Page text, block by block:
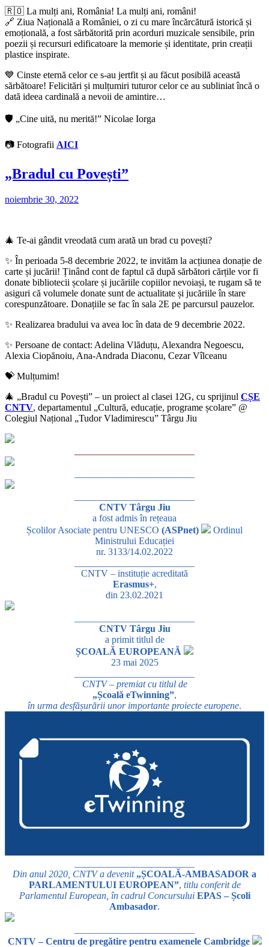
🇷🇴 La mulți ani, România! La mulți ani, români!
🔗 Ziua Națională a României, o zi cu mare încărcătură istorică și
emoțională, a fost sărbătorită prin acorduri muzicale sensibile, prin
poezii și recursuri edificatoare la memorie și identitate, prin creații
plastice inspirate.
💙 Cinste eternă celor ce s-au jertfit și au făcut posibilă această
sărbătoare! Felicitări și mulțumiri tuturor celor ce au subliniat încă o
dată ideea cardinală a nevoii de amintire…
🛡 „Cine uită, nu merită!” Nicolae Iorga
📷 Fotografii AICI
„Bradul cu Povești”
noiembrie 30, 2022
🎄 Te-ai gândit vreodată cum arată un brad cu povești?
✨ În perioada 5-8 decembrie 2022, te invităm la acțiunea donație de
carte și jucării! Ținând cont de faptul că după sărbători cărțile vor fi
donate bibliotecii școlare și jucăriile copiilor nevoiași, te rugam să te
asiguri că volumele donate sunt de actualitate și jucăriile în stare
corespunzătoare. Donațiile se fac în sala 2E pe parcursul pauzelor.
✨ Realizarea bradului va avea loc în data de 9 decembrie 2022.
✨ Persoane de contact: Adelina Vlăduțu, Alexandra Negoescu,
Alexia Ciopănoiu, Ana-Andrada Diaconu, Cezar Vîlceanu
💝 Mulțumim!
🎄 „Bradul cu Povești” – un proiect al clasei 12G, cu sprijinul CȘE
CNTV, departamentul „Cultură, educație, programe școlare” @
Colegiul Național „Tudor Vladimirescu” Târgu Jiu
CNTV Târgu Jiu
a fost admis în rețeaua
Școlilor Asociate pentru UNESCO (ASPnet)
Ordinul
Ministrului Educației
nr. 3133/14.02.2022
CNTV – instituție acreditată
Erasmus+,
din 23.02.2021
CNTV Târgu Jiu
a primit titlul de
ȘCOALĂ EUROPEANĂ
23 mai 2025
CNTV – premiat cu titlul de
„Școală eTwinning”,
în urma desfășurării unor importante proiecte europene.
Din anul 2020, CNTV a devenit „ȘCOALĂ-AMBASADOR a
PARLAMENTULUI EUROPEAN”, titlu conferit de
Parlamentul European, în cadrul Concursului EPAS – Școli
Ambasador.
CNTV – Centru de pregătire pentru examenele Cambridge